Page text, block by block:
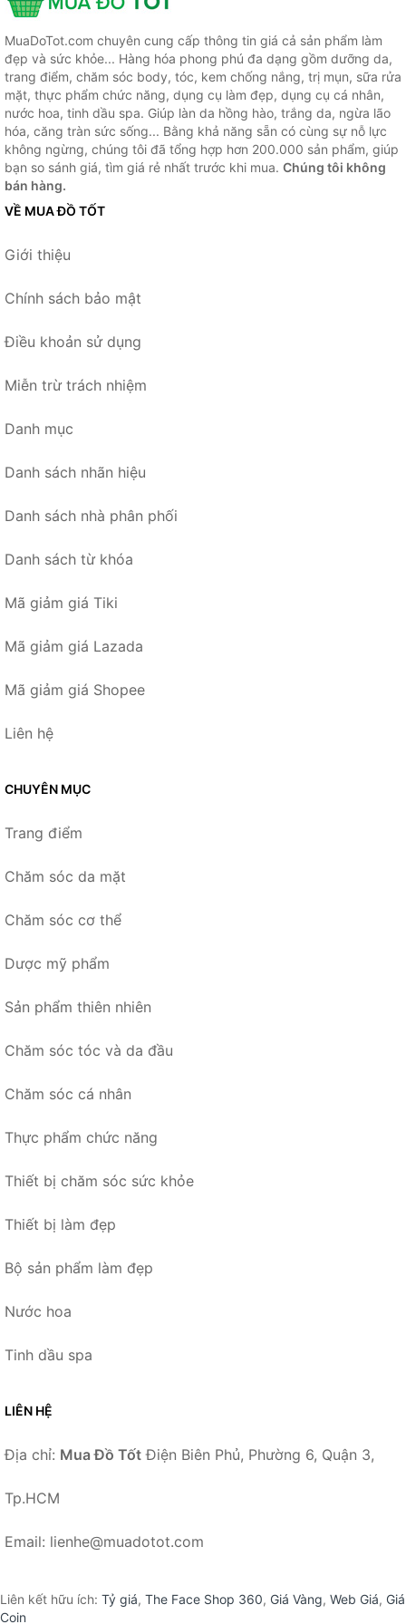
MuaDoTot.com chuyên cung cấp thông tin giá cả sản phẩm làm
đẹp và sức khỏe... Hàng hóa phong phú đa dạng gồm dưỡng da,
trang điểm, chăm sóc body, tóc, kem chống nắng, trị mụn, sữa rửa
mặt, thực phẩm chức năng, dụng cụ làm đẹp, dụng cụ cá nhân,
nước hoa, tinh dầu spa. Giúp làn da hồng hào, trắng da, ngừa lão
hóa, căng tràn sức sống... Bằng khả năng sẵn có cùng sự nỗ lực
không ngừng, chúng tôi đã tổng hợp hơn 200.000 sản phẩm, giúp
bạn so sánh giá, tìm giá rẻ nhất trước khi mua. Chúng tôi không
bán hàng.
VỀ MUA ĐỒ TỐT
Giới thiệu
Chính sách bảo mật
Điều khoản sử dụng
Miễn trừ trách nhiệm
Danh mục
Danh sách nhãn hiệu
Danh sách nhà phân phối
Danh sách từ khóa
Mã giảm giá Tiki
Mã giảm giá Lazada
Mã giảm giá Shopee
Liên hệ
CHUYÊN MỤC
Trang điểm
Chăm sóc da mặt
Chăm sóc cơ thể
Dược mỹ phẩm
Sản phẩm thiên nhiên
Chăm sóc tóc và da đầu
Chăm sóc cá nhân
Thực phẩm chức năng
Thiết bị chăm sóc sức khỏe
Thiết bị làm đẹp
Bộ sản phẩm làm đẹp
Nước hoa
Tinh dầu spa
LIÊN HỆ
Địa chỉ: Mua Đồ Tốt Điện Biên Phủ, Phường 6, Quận 3,
Tp.HCM
Email: lienhe@muadotot.com
Liên kết hữu ích: Tỷ giá, The Face Shop 360, Giá Vàng, Web Giá, Giá
Coin